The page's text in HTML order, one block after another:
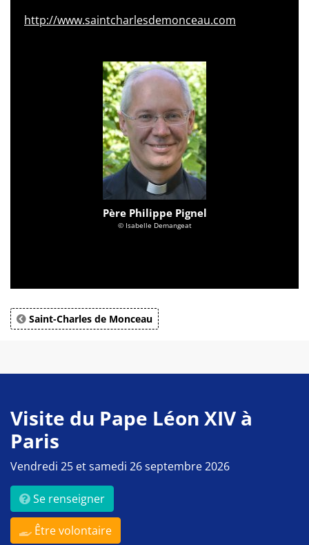
http://www.saintcharlesdemonceau.com
Père Philippe Pignel
© Isabelle Demangeat
Saint-Charles de Monceau
Visite du Pape Léon XIV à
Paris
Vendredi 25 et samedi 26 septembre 2026
Se renseigner
Être volontaire